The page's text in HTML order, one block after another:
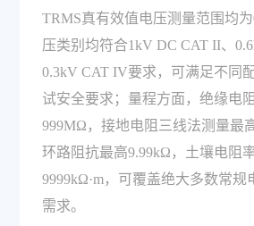
TRMS真有效值电压测量范围均
压类别均符合1kV DC CAT II、
0.3kV CAT IV要求，可满足不同
试安全要求；量程方面，绝缘电
999MΩ，接地电阻三线法测量最
环路阻抗最高9.99kΩ，土壤电阻
9999kΩ·m，可覆盖绝大多数常规
需求。